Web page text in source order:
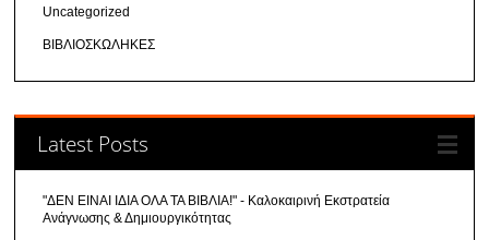
Uncategorized
ΒΙΒΛΙΟΣΚΩΛΗΚΕΣ
Latest Posts
"ΔΕΝ ΕΙΝΑΙ ΙΔΙΑ ΟΛΑ ΤΑ ΒΙΒΛΙΑ!" - Καλοκαιρινή Εκστρατεία
Ανάγνωσης & Δημιουργικότητας